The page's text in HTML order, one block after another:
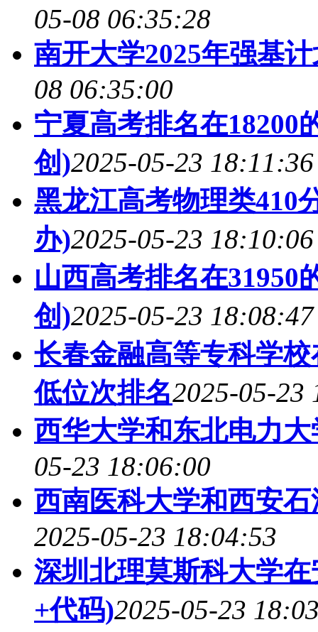
05-08 06:35:28
南开大学2025年强基
08 06:35:00
宁夏高考排名在18200
创)2025-05-23 18:11:36
黑龙江高考物理类410
办)2025-05-23 18:10:06
山西高考排名在31950
创)2025-05-23 18:08:47
长春金融高等专科学
低位次排名2025-05-23
西华大学和东北电力
05-23 18:06:00
西南医科大学和西安
2025-05-23 18:04:53
深圳北理莫斯科大学
+代码)2025-05-23